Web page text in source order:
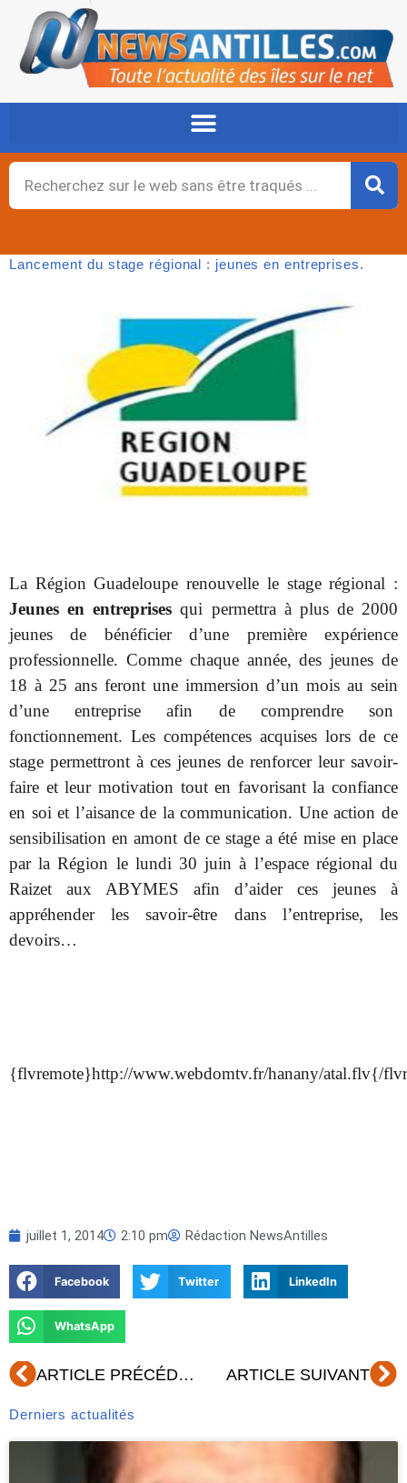
contenu
Rechercher
Lancement du stage régional : jeunes en entreprises.
La Région Guadeloupe renouvelle le stage régional :
Jeunes en entreprises qui permettra à plus de 2000
jeunes de bénéficier d’une première expérience
professionnelle. Comme chaque année, des jeunes de
18 à 25 ans feront une immersion d’un mois au sein
d’une entreprise afin de comprendre son
fonctionnement. Les compétences acquises lors de ce
stage permettront à ces jeunes de renforcer leur savoir-
faire et leur motivation tout en favorisant la confiance
en soi et l’aisance de la communication. Une action de
sensibilisation en amont de ce stage a été mise en place
par la Région le lundi 30 juin à l’espace régional du
Raizet aux ABYMES afin d’aider ces jeunes à
appréhender les savoir-être dans l’entreprise, les
devoirs…
{flvremote}http://www.webdomtv.fr/hanany/atal.flv{/
juillet 1, 2014 2:10 pm Rédaction NewsAntilles
Facebook Twitter LinkedIn
WhatsApp
Précédent ARTICLE PRÉCÉDENT ARTICLE SUIVANT
Derniers actualités